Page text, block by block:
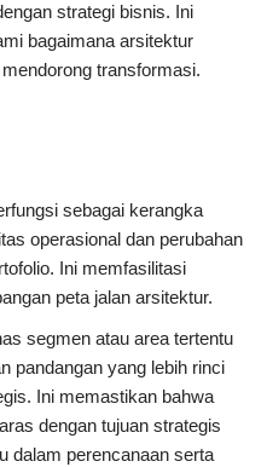
strategi bisnis. Ini
bagaimana arsitektur
transformasi.
sebagai kerangka
operasional dan perubahan
Ini memfasilitasi
peta jalan arsitektur.
segmen atau area tertentu
pandangan yang lebih rinci
Ini memastikan bahwa
dengan tujuan strategis
dalam perencanaan serta